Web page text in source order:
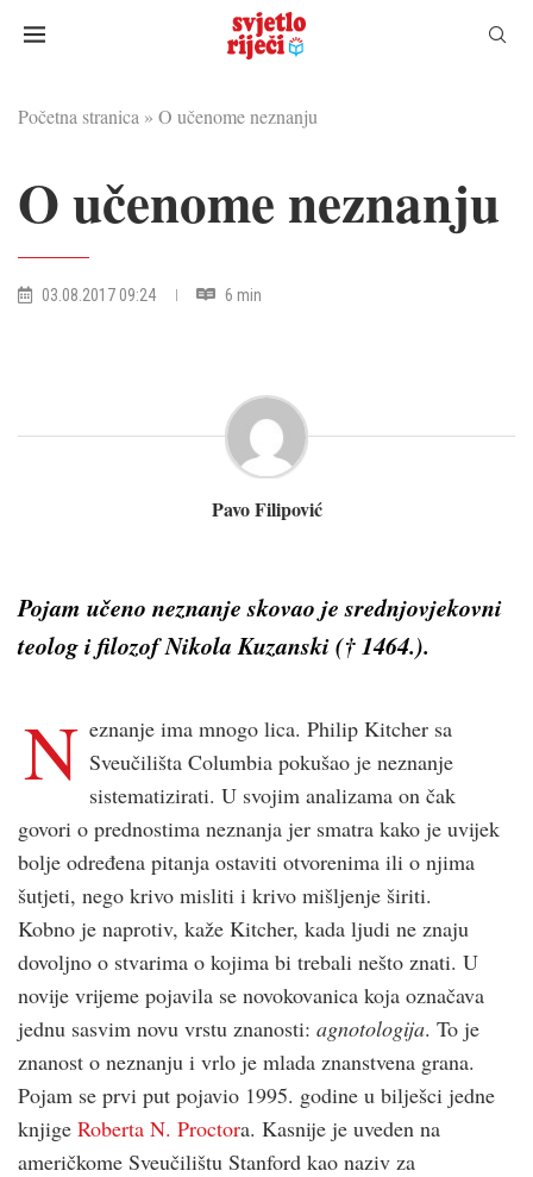
Početna stranica » O učenome neznanju
O učenome neznanju
03.08.2017 09:24 6 min
Pavo Filipović
Pojam učeno neznanjeskovao je srednjovjekovni
teolog i filozof Nikola Kuzanski († 1464.).
N eznanje ima mnogo lica. Philip Kitcher sa
Sveučilišta Columbia pokušao je neznanje
sistematizirati. U svojim analizama on čak
govori o prednostima neznanja jer smatra kako je uvijek
bolje određena pitanja ostaviti otvorenima ili o njima
šutjeti, nego krivo misliti i krivo mišljenje širiti.
Kobno je naprotiv, kaže Kitcher, kada ljudi ne znaju
dovoljno o stvarima o kojima bi trebali nešto znati. U
novije vrijeme pojavila se novokovanica koja označava
jednu sasvim novu vrstu znanosti: agnotologija. To je
znanost o neznanju i vrlo je mlada znanstvena grana.
Pojam se prvi put pojavio 1995. godine u bilješci jedne
knjige Roberta N. Proctora. Kasnije je uveden na
američkome Sveučilištu Stanford kao naziv za